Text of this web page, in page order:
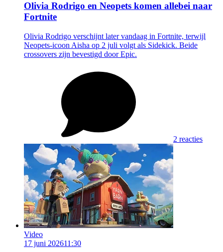
Olivia Rodrigo en Neopets komen allebei naar
Fortnite
Olivia Rodrigo verschijnt later vandaag in Fortnite, terwijl
Neopets-icoon Aisha op 2 juli volgt als Sidekick. Beide
crossovers zijn bevestigd door Epic.
2 reacties
Video
17 juni 202611:30